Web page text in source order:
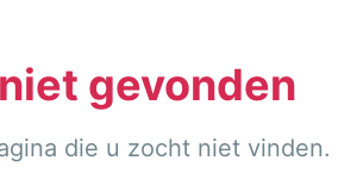
gevonden
die u zocht niet vinden.